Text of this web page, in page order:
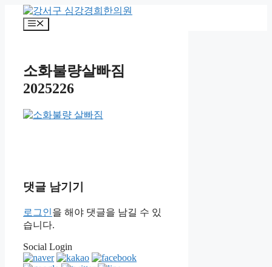
메
소화불량살빠짐
2025226
댓글 남기기
로그인을 해야 댓글을 남길 수 있
습니다.
Social Login